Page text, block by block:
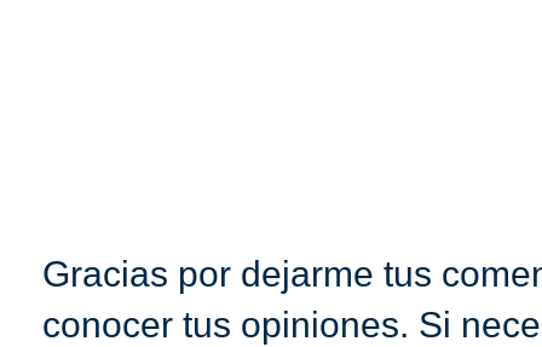
Gracias por dejarme tus
conocer tus opiniones. Si